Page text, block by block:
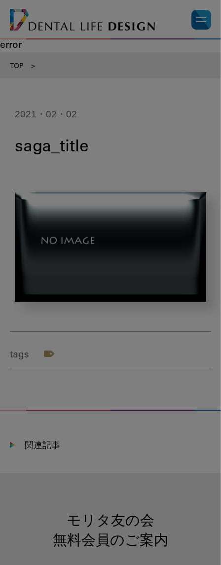
error
TOP >
2021・02・02
saga_title
tags
関連記事
モリタ友の会
無料会員のご案内